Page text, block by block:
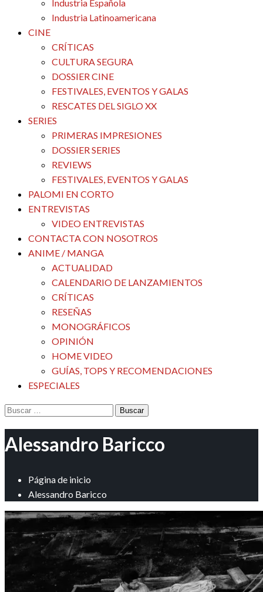
Industria Española
Industria Latinoamericana
CINE
CRÍTICAS
CULTURA SEGURA
DOSSIER CINE
FESTIVALES, EVENTOS Y GALAS
RESCATES DEL SIGLO XX
SERIES
PRIMERAS IMPRESIONES
DOSSIER SERIES
REVIEWS
FESTIVALES, EVENTOS Y GALAS
PALOMI EN CORTO
ENTREVISTAS
VIDEO ENTREVISTAS
CONTACTA CON NOSOTROS
ANIME / MANGA
ACTUALIDAD
CALENDARIO DE LANZAMIENTOS
CRÍTICAS
RESEÑAS
MONOGRÁFICOS
OPINIÓN
HOME VIDEO
GUÍAS, TOPS Y RECOMENDACIONES
ESPECIALES
Buscar:
Alessandro Baricco
Página de inicio
Alessandro Baricco